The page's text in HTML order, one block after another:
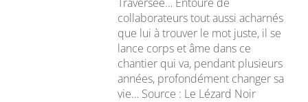
collaborateurs tout aussi acharnés
que lui à trouver le mot juste, il se
lance corps et âme dans ce
chantier qui va, pendant plusieurs
années, profondément changer sa
vie… Source : Le Lézard Noir